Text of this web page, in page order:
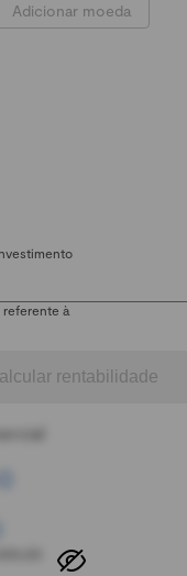
Adicionar moeda
à
rentabilidade